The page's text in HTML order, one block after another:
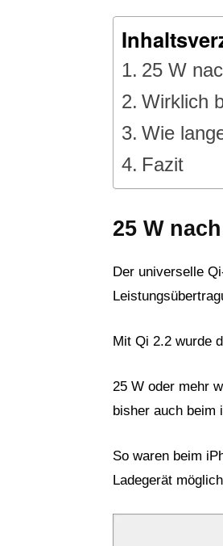
25 W
Wirklich
Wie
Fazit
25 W
Der universelle
Mit Qi 2.2 wurde
25 W oder mehr
bisher auch beim
So waren beim
Ladegerät